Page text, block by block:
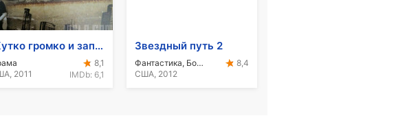
Жутко громко и запредельно близко
2011
8,1
IMDb: 6,1
Звездный путь 2
Фантастика, Боевик, Приключения
США, 2012
8,4